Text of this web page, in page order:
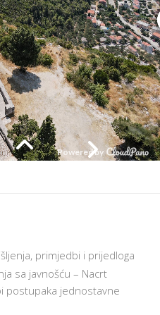
primjedbi i prijedloga
sa javnošću – Nacrt
postupaka jednostavne